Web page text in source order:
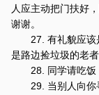
人应主动把门扶好
谢谢。
27. 有礼貌应该
是路边捡垃圾的老者
28. 同学请吃饭，
29. 当别人向你寻